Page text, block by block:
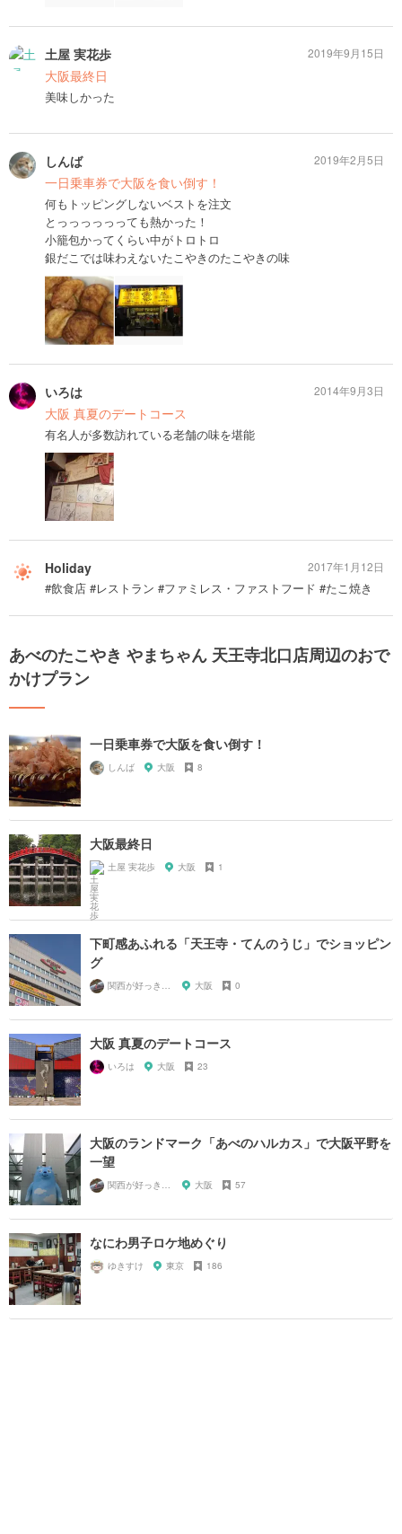
土屋 実花歩
大阪最終日
美味しかった
2019年9月15日
しんば
一日乗車券で大阪を食い倒す！
何もトッピングしないベストを注文
とっっっっっっても熱かった！
小籠包かってくらい中がトロトロ
銀だこでは味わえないたこやきのたこやきの味
2019年2月5日
いろは
大阪 真夏のデートコース
有名人が多数訪れている老舗の味を堪能
2014年9月3日
Holiday
#飲食店 #レストラン #ファミレス・ファストフード #たこ焼き
2017年1月12日
あべのたこやき やまちゃん 天王寺北口店周辺のおで
かけプラン
一日乗車券で大阪を食い倒す！
しんば 大阪 8
大阪最終日
土屋 実花歩 大阪 1
下町感あふれる「天王寺・てんのうじ」でショッピン
グ
関西が好っきゃねん 大阪 0
大阪 真夏のデートコース
いろは 大阪 23
大阪のランドマーク「あべのハルカス」で大阪平野を
一望
関西が好っきゃねん 大阪 57
なにわ男子ロケ地めぐり
ゆきすけ 東京 186